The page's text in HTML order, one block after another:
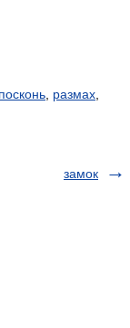
посконь размах
замок